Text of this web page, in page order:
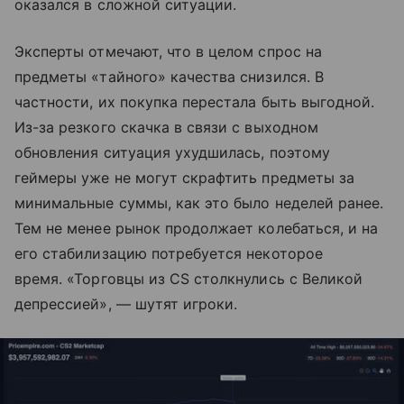
оказался в сложной ситуации.
Эксперты отмечают, что в целом спрос на
предметы «тайного» качества снизился. В
частности, их покупка перестала быть выгодной.
Из-за резкого скачка в связи с выходном
обновления ситуация ухудшилась, поэтому
геймеры уже не могут скрафтить предметы за
минимальные суммы, как это было неделей ранее.
Тем не менее рынок продолжает колебаться, и на
его стабилизацию потребуется некоторое
время. «Торговцы из CS столкнулись с Великой
депрессией», — шутят игроки.